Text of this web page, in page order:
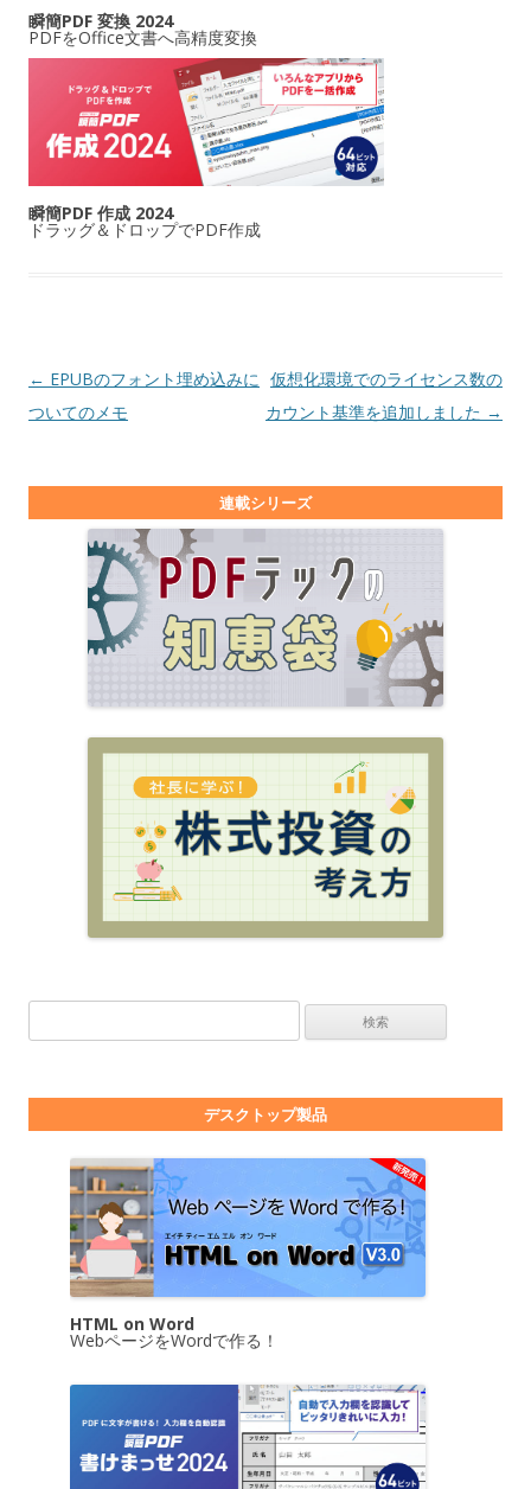
瞬簡PDF 変換 2024
PDFをOffice文書へ高精度変換
瞬簡PDF 作成 2024
ドラッグ＆ドロップでPDF作成
投稿ナビゲーション
← EPUBのフォント埋め込みに
ついてのメモ
仮想化環境でのライセンス数の
カウント基準を追加しました →
連載シリーズ
デスクトップ製品
HTML on Word
WebページをWordで作る！